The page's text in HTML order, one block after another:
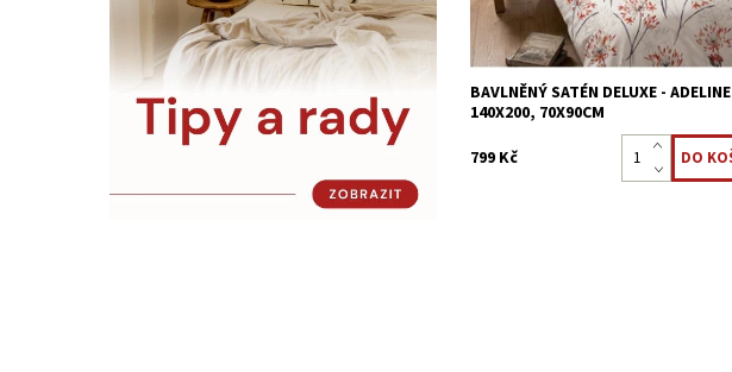
BAVLNĚNÝ SATÉN DELUXE - ADELINE
140X200, 70X90CM
799 Kč